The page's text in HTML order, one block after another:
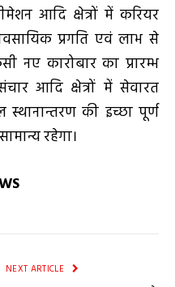
आदि क्षेत्रों में करियर
प्रगति एवं लाभ से
नए कारोबार का प्रारम्भ
आदि क्षेत्रों में सेवारत
की इच्छा पूर्ण
रहेगा।
NEXT ARTICLE